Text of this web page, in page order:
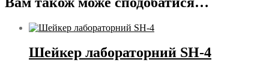
Шейкер лабораторний SH-4